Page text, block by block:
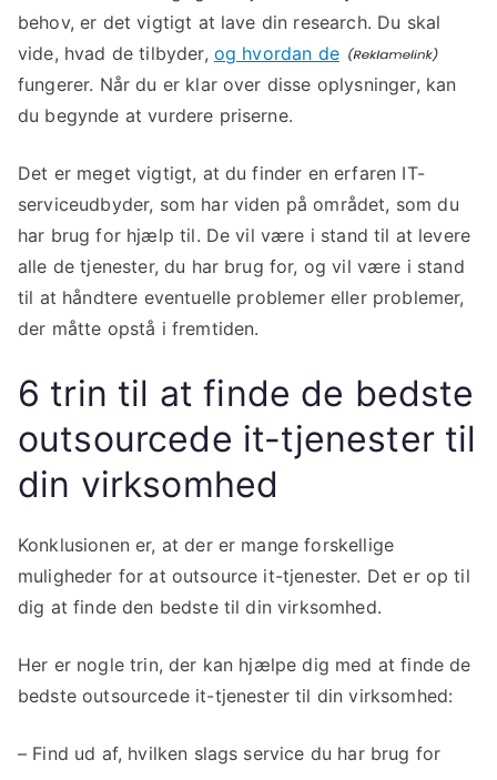
behov, er det vigtigt at lave din research. Du skal
vide, hvad de tilbyder, og hvordan de
fungerer. Når du er klar over disse oplysninger, kan
du begynde at vurdere priserne.
Det er meget vigtigt, at du finder en erfaren IT-
serviceudbyder, som har viden på området, som du
har brug for hjælp til. De vil være i stand til at levere
alle de tjenester, du har brug for, og vil være i stand
til at håndtere eventuelle problemer eller problemer,
der måtte opstå i fremtiden.
6 trin til at finde de bedste
outsourcede it-tjenester til
din virksomhed
Konklusionen er, at der er mange forskellige
muligheder for at outsource it-tjenester. Det er op til
dig at finde den bedste til din virksomhed.
Her er nogle trin, der kan hjælpe dig med at finde de
bedste outsourcede it-tjenester til din virksomhed:
– Find ud af, hvilken slags service du har brug for